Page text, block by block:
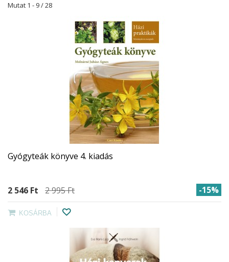
Mutat 1 - 9 / 28
Gyógyteák könyve 4. kiadás
2 546 Ft‎ 2 995 Ft‎ -15%
KOSÁRBA